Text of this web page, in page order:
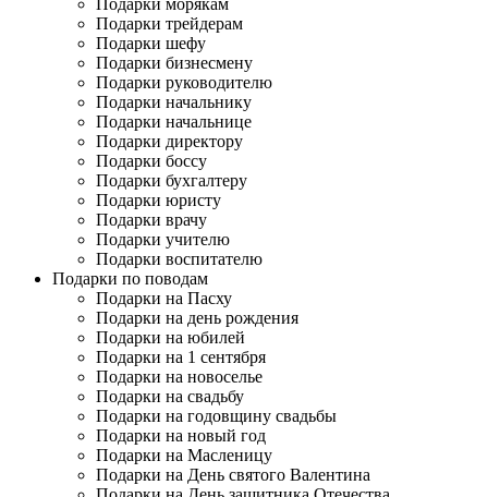
Подарки морякам
Подарки трейдерам
Подарки шефу
Подарки бизнесмену
Подарки руководителю
Подарки начальнику
Подарки начальнице
Подарки директору
Подарки боссу
Подарки бухгалтеру
Подарки юристу
Подарки врачу
Подарки учителю
Подарки воспитателю
Подарки по поводам
Подарки на Пасху
Подарки на день рождения
Подарки на юбилей
Подарки на 1 сентября
Подарки на новоселье
Подарки на свадьбу
Подарки на годовщину свадьбы
Подарки на новый год
Подарки на Масленицу
Подарки на День святого Валентина